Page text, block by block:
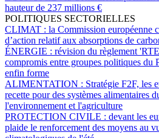
hauteur de 237 millions €
POLITIQUES SECTORIELLES
CLIMAT : la Commission européenne
d’action relatif aux absorptions de
ÉNERGIE : révision du règlement
compromis entre groupes politiques du
enfin forme
ALIMENTATION : Stratégie F2F, les
recette pour des systèmes alimentaires
l'environnement et l'agriculture
PROTECTION CIVILE : devant les
plaide le renforcement des moyens au